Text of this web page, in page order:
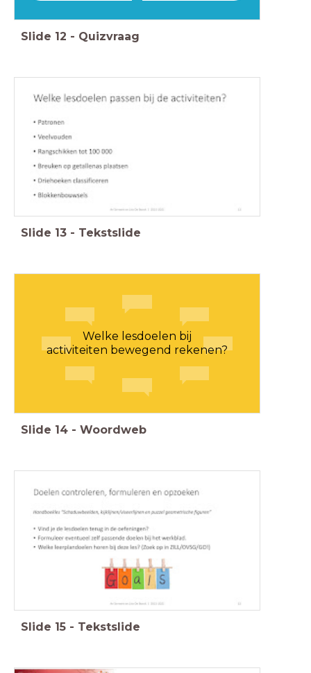
Slide 12 - Quizvraag
Slide 13 - Tekstslide
Welke lesdoelen bij
activiteiten bewegend rekenen?
Slide 14 - Woordweb
Slide 15 - Tekstslide